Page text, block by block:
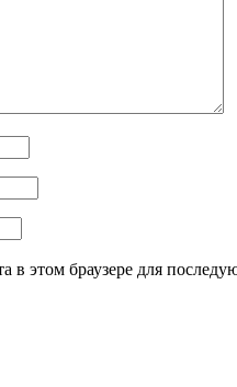
в этом браузере для